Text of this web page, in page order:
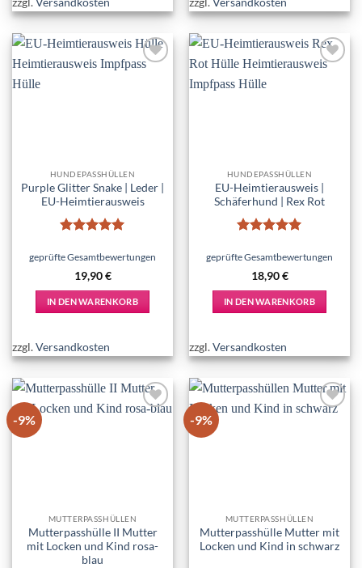
HUNDEPASSHÜLLEN
Purple Glitter Snake | Leder |
EU-Heimtierausweis
mit5von
geprüfte Gesamtbewertungen
19,90€
IN DEN WARENKORB
zzgl.Versandkosten
HUNDEPASSHÜLLEN
EU-Heimtierausweis |
Schäferhund | Rex Rot
mit5von
geprüfte Gesamtbewertungen
18,90€
IN DEN WARENKORB
zzgl.Versandkosten
-9%
MUTTERPASSHÜLLEN
Mutterpasshülle II Mutter
mit Locken und Kind rosa-
blau
-9%
MUTTERPASSHÜLLEN
Mutterpasshülle Mutter mit
Locken und Kind in schwarz